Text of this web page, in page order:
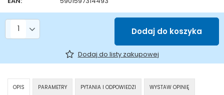
Liczba produktów
Dodaj do koszyka
Dodaj do listy zakupowej
OPIS PARAMETRY PYTANIA I ODPOWIEDZI WYSTAW OPINIĘ